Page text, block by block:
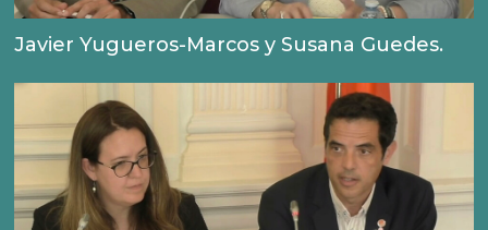
Javier Yugueros-Marcos y Susana Guedes.